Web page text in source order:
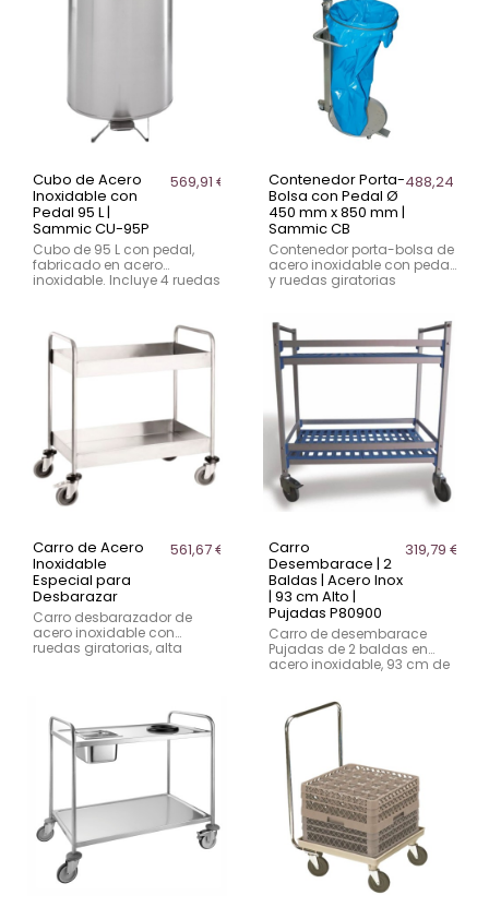
Cubo de Acero
Inoxidable con
Pedal 95 L |
Sammic CU-95P
569,91 €
Cubo de 95 L con pedal,
fabricado en acero
inoxidable. Incluye 4 ruedas
Contenedor Porta-
Bolsa con Pedal Ø
450 mm x 850 mm |
Sammic CB
488,24 €
Contenedor porta-bolsa de
acero inoxidable con pedal
y ruedas giratorias
profesionales.
Carro de Acero
Inoxidable
Especial para
Desbarazar
561,67 €
Carro desbarazador de
acero inoxidable con
ruedas giratorias, alta
Carro
Desembarace | 2
Baldas | Acero Inox
| 93 cm Alto |
Pujadas P80900
319,79 €
Carro de desembarace
Pujadas de 2 baldas en
acero inoxidable, 93 cm de
profesional, bares y
cafeterías.